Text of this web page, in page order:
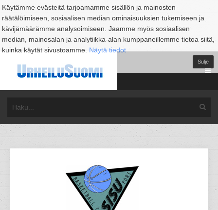
Käytämme evästeitä tarjoamamme sisällön ja mainosten
räätälöimiseen, sosiaalisen median ominaisuuksien tukemiseen ja
kävijämäärämme analysoimiseen. Jaamme myös sosiaalisen
median, mainosalan ja analytiikka-alan kumppaneillemme tietoa siitä,
kuinka käytät sivustoamme. Näytä tiedot
Sulje